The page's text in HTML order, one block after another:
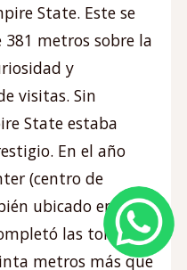
State. Este se
metros sobre la
y
visitas. Sin
State estaba
En el año
(centro de
ubicado en la
las torres
metros más que
Image